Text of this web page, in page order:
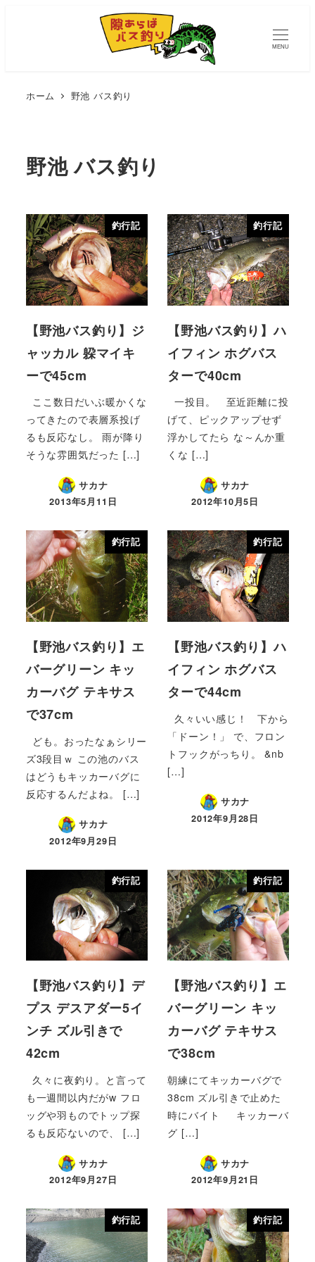
MENU
ホーム 野池 バス釣り
野池 バス釣り
釣行記
【野池バス釣り】ジ
ャッカル 躱マイキ
ーで45cm
ここ数日だいぶ暖かくな
ってきたので表層系投げ
るも反応なし。 雨が降り
そうな雰囲気だった […]
サカナ
2013年5月11日
釣行記
【野池バス釣り】ハ
イフィン ホグバス
ターで40cm
一投目。 至近距離に投
げて、ピックアップせず
浮かしてたら な～んか重
くな […]
サカナ
2012年10月5日
釣行記
【野池バス釣り】エ
バーグリーン キッ
カーバグ テキサス
で37cm
ども。おったなぁシリー
ズ3段目ｗ この池のバス
はどうもキッカーバグに
反応するんだよね。 […]
サカナ
2012年9月29日
釣行記
【野池バス釣り】ハ
イフィン ホグバス
ターで44cm
久々いい感じ！ 下から
「ドーン！」 で、フロン
トフックがっちり。 &nb
[…]
サカナ
2012年9月28日
釣行記
【野池バス釣り】デ
プス デスアダー5イ
ンチ ズル引きで
42cm
久々に夜釣り。と言って
も一週間以内だがw フロ
ッグや羽ものでトップ探
るも反応ないので、 […]
サカナ
2012年9月27日
釣行記
【野池バス釣り】エ
バーグリーン キッ
カーバグ テキサス
で38cm
朝練にてキッカーバグで
38cm ズル引きで止めた
時にバイト キッカーバ
グ […]
サカナ
2012年9月21日
釣行記 釣行記